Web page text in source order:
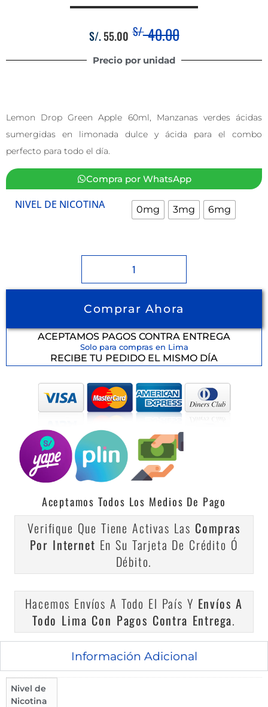
S/.55.00 S/.40.00
Precio por unidad
Lemon Drop Green Apple 60ml, Manzanas verdes ácidas
sumergidas en limonada dulce y ácida para el combo
perfecto para todo el día.
Compra por WhatsApp
NIVEL DE NICOTINA 0mg 3mg 6mg
Comprar Ahora
ACEPTAMOS PAGOS CONTRA ENTREGA
Solo para compras en Lima
RECIBE TU PEDIDO EL MISMO DÍA
Aceptamos Todos Los Medios De Pago
Verifique Que Tiene Activas Las Compras
Por Internet En Su Tarjeta De Crédito Ó
Débito.
Hacemos Envíos A Todo El País Y Envíos A
Todo Lima Con Pagos Contra Entrega.
Información Adicional
Nivel de
Nicotina